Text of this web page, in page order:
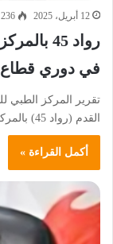
12 أبريل، 2025 236
رواد 45
في دوري قطاع
تقرير المركز
القدم (رواد 45) بالمركز الطبي للبترول – القاهرة، فوزًا…
أكمل القراءة »